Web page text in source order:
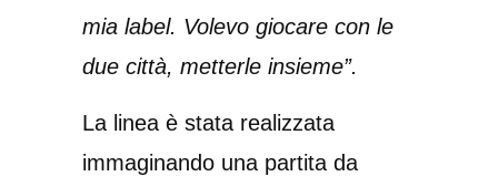
mia label. Volevo giocare con le
due città, metterle insieme”.
La linea è stata realizzata
immaginando una partita da